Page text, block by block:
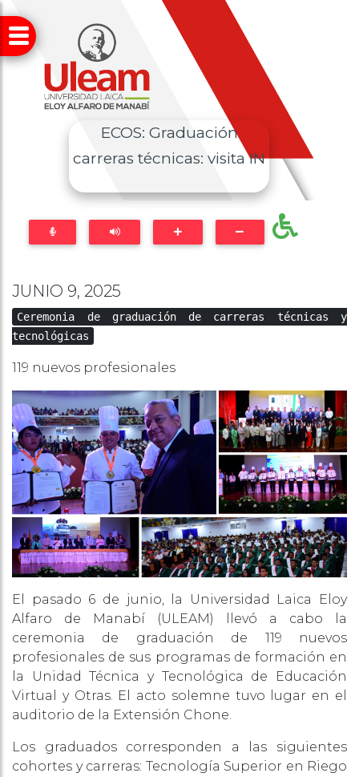
ECOS: Graduación
carreras técnicas: visita IN
JUNIO 9, 2025
Ceremonia de graduación de carreras técnicas y
tecnológicas
119 nuevos profesionales
El pasado 6 de junio, la Universidad Laica Eloy
Alfaro de Manabí (ULEAM) llevó a cabo la
ceremonia de graduación de 119 nuevos
profesionales de sus programas de formación en
la Unidad Técnica y Tecnológica de Educación
Virtual y Otras. El acto solemne tuvo lugar en el
auditorio de la Extensión Chone.
Los graduados corresponden a las siguientes
cohortes y carreras: Tecnología Superior en Riego